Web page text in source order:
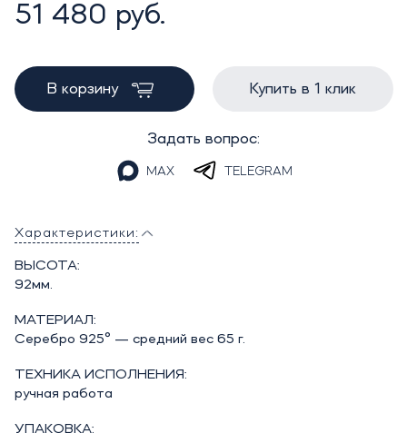
51 480 руб.
В корзину Купить в 1 клик
Задать вопрос:
MAX TELEGRAM
Характеристики:
ВЫСОТА:
92мм.
МАТЕРИАЛ:
Серебро 925° — средний вес 65 г.
ТЕХНИКА ИСПОЛНЕНИЯ:
ручная работа
УПАКОВКА: